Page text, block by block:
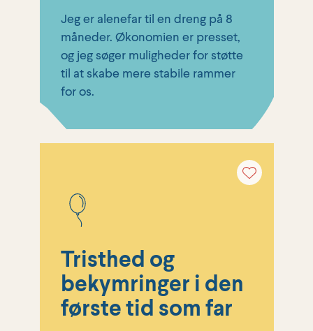
Jeg er alenefar til en dreng på 8
måneder. Økonomien er presset,
og jeg søger muligheder for støtte
til at skabe mere stabile rammer
for os.
Tristhed og
bekymringer i den
første tid som far